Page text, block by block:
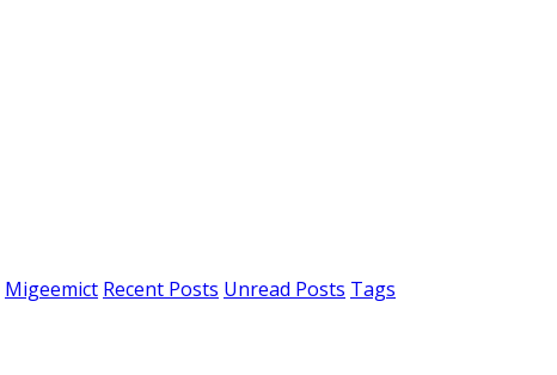
Migeemict Recent Posts Unread Posts Tags